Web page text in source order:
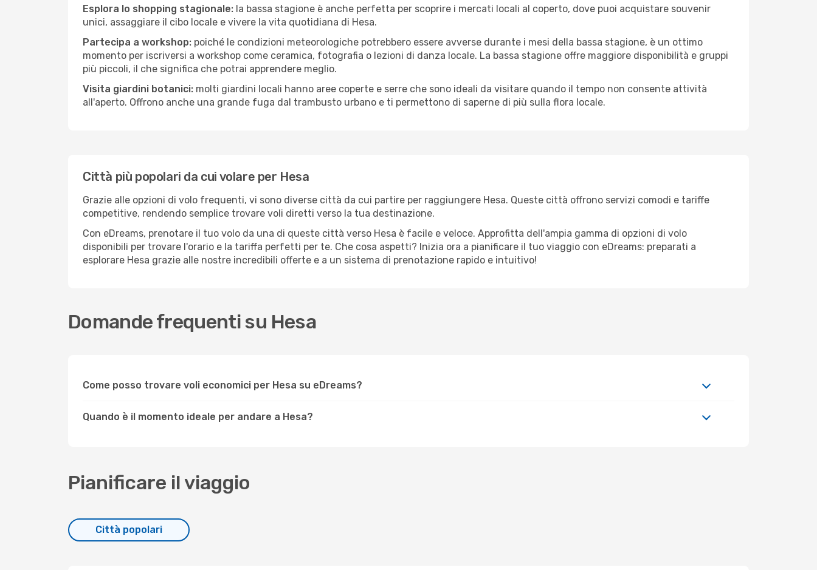
Esplora lo shopping stagionale: la bassa stagione è anche perfetta per scoprire i mercati locali al coperto, dove puoi acquistare souvenir
unici, assaggiare il cibo locale e vivere la vita quotidiana di Hesa.
Partecipa a workshop: poiché le condizioni meteorologiche potrebbero essere avverse durante i mesi della bassa stagione, è un ottimo
momento per iscriversi a workshop come ceramica, fotografia o lezioni di danza locale. La bassa stagione offre maggiore disponibilità e gruppi
più piccoli, il che significa che potrai apprendere meglio.
Visita giardini botanici: molti giardini locali hanno aree coperte e serre che sono ideali da visitare quando il tempo non consente attività
all'aperto. Offrono anche una grande fuga dal trambusto urbano e ti permettono di saperne di più sulla flora locale.
Città più popolari da cui volare per Hesa
Grazie alle opzioni di volo frequenti, vi sono diverse città da cui partire per raggiungere Hesa. Queste città offrono servizi comodi e tariffe
competitive, rendendo semplice trovare voli diretti verso la tua destinazione.
Con eDreams, prenotare il tuo volo da una di queste città verso Hesa è facile e veloce. Approfitta dell'ampia gamma di opzioni di volo
disponibili per trovare l'orario e la tariffa perfetti per te. Che cosa aspetti? Inizia ora a pianificare il tuo viaggio con eDreams: preparati a
esplorare Hesa grazie alle nostre incredibili offerte e a un sistema di prenotazione rapido e intuitivo!
Domande frequenti su Hesa
Come posso trovare voli economici per Hesa su eDreams?
Quando è il momento ideale per andare a Hesa?
Pianificare il viaggio
Città popolari